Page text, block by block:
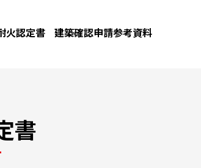
火認定書 建築確認申請参考資料
書